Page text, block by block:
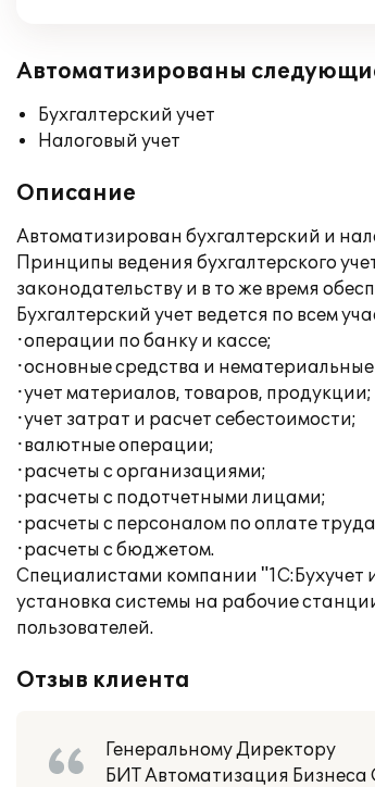
Автоматизированы
Бухгалтерский учет
Налоговый учет
Описание
Автоматизирован бухгалтерский и
Принципы ведения бухгалтерского
законодательству и в то же время
Бухгалтерский учет ведется по всем
·операции по банку и кассе;
·основные средства и
·учет материалов, товаров, продукции;
·учет затрат и расчет себестоимости;
·валютные операции;
·расчеты с организациями;
·расчеты с подотчетными лицами;
·расчеты с персоналом по оплате
·расчеты с бюджетом.
Специалистами компании "1С:Бухучет
установка системы на рабочие
пользователей.
Отзыв клиента
Генеральному Директору
БИТ Автоматизация